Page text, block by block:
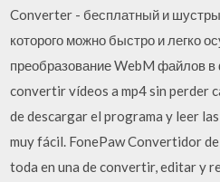
Converter - бесплатный и
которого можно быстро и легко
преобразование WebM файлов
convertir vídeos a mp4 sin perder
de descargar el programa y leer
muy fácil. FonePaw Convertidor
toda en una de convertir, editar y